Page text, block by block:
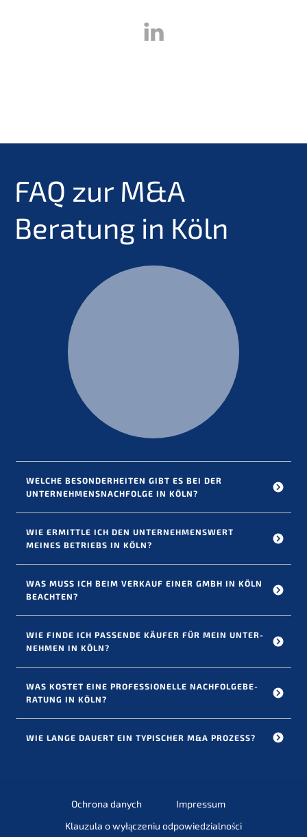
FAQ zur M&A
Beratung in Köln
WELCHE BESON­DER­HEI­TEN GIBT ES BEI DER
UNTERNEHMENS­NACHFOLGE IN KÖLN?
WIE ERMITT­LE ICH DEN UNTER­NEH­MENS­WERT
MEINES BETRIEBS IN KÖLN?
WAS MUSS ICH BEIM VERKAUF EINER GMBH IN KÖLN
BEACHTEN?
WIE FINDE ICH PASSEN­DE KÄUFER FÜR MEIN UNTER­
NEH­MEN IN KÖLN?
WAS KOSTET EINE PROFES­SIO­NEL­LE NACHFOL­GE­BE­
RA­TUNG IN KÖLN?
WIE LANGE DAUERT EIN TYPISCHER M&A PROZESS?
Ochrona danych
Impres­sum
Klauzu­la o wyłąc­ze­niu odpowiedzialności